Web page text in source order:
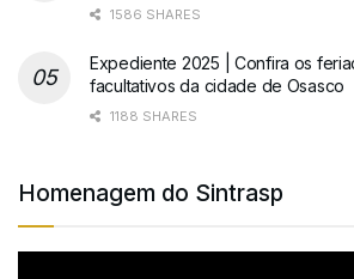
1586 SHARES
Expediente 2025 | Confira os
facultativos da cidade de Osasco
1188 SHARES
Homenagem do Sintrasp